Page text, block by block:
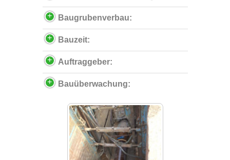
Baugrubenverbau:
Bauzeit:
Auftraggeber:
Bauüberwachung: